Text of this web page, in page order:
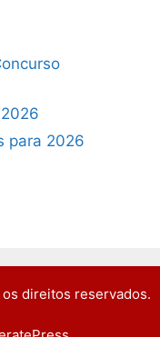
para 2026
direitos reservados.